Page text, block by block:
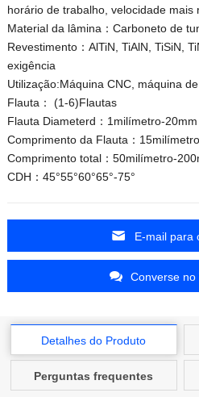
horário de trabalho, velocidade mais
Material da lâmina：Carboneto de
Revestimento：AlTiN, TiAlN, TiSiN,
exigência
Utilização:Máquina CNC, máquina
Flauta： (1-6)Flautas
Flauta Diameterd：1milímetro-20mm
Comprimento da Flauta：
Comprimento total：50milímetro-
CDH：45°55°60°65°-75°
E-mail para
Converse no
Detalhes do Produto
Perguntas frequentes